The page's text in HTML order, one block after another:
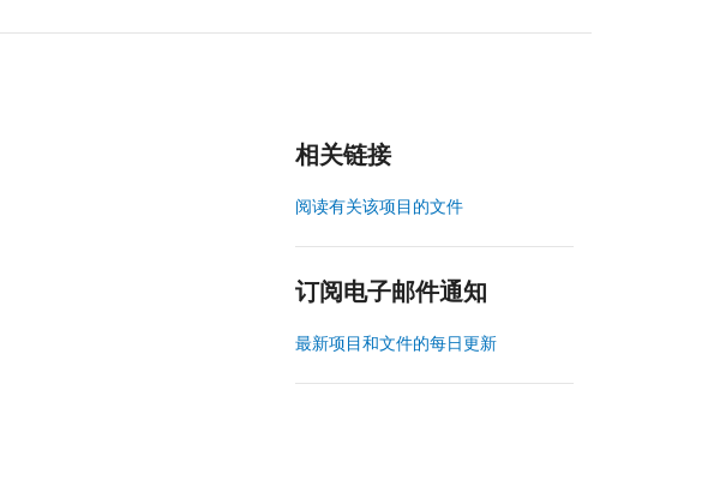
相关链接
阅读有关该项目的文件
订阅电子邮件通知
最新项目和文件的每日更新